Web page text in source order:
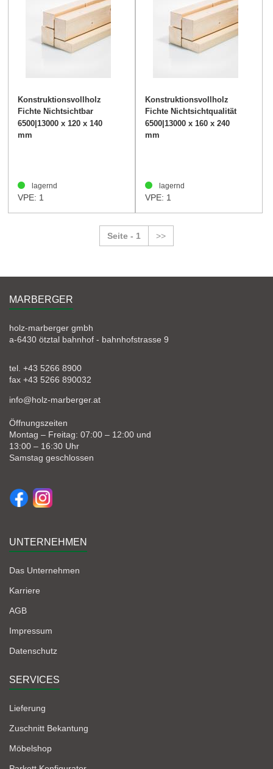
Konstruktionsvollholz
Fichte Nichtsichtbar
120/140mm
6500|13000 x 120 x 140
mm
lagernd
VPE: 1
Konstruktionsvollholz
Fichte Nichtsichtqualität
160/240mm
6500|13000 x 160 x 240
mm
lagernd
VPE: 1
Seite - 1 >>
MARBERGER
holz-marberger gmbh
a-6430 ötztal bahnhof - bahnhofstrasse 9
tel. +43 5266 8900
fax +43 5266 890032
info@holz-marberger.at
Öffnungszeiten
Montag – Freitag: 07:00 – 12:00 und
13:00 – 16:30 Uhr
Samstag geschlossen
UNTERNEHMEN
Das Unternehmen
Karriere
AGB
Impressum
Datenschutz
SERVICES
Lieferung
Zuschnitt Bekantung
Möbelshop